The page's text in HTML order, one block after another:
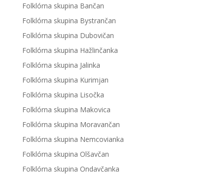
Folklórna skupina Bančan
Folklórna skupina Bystrančan
Folklórna skupina Dubovičan
Folklórna skupina Hažlinčanka
Folklórna skupina Jalinka
Folklórna skupina Kurimjan
Folklórna skupina Lisočka
Folklórna skupina Makovica
Folklórna skupina Moravančan
Folklórna skupina Nemcovianka
Folklórna skupina Olšavčan
Folklórna skupina Ondavčanka